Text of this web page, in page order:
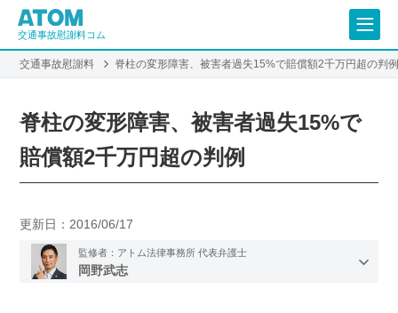
交通事故慰謝料コム
交通事故慰謝料 脊柱の変形障害、被害者過失15%で賠償額2千万円超の判
脊柱の変形障害、被害者過失15%で
賠償額2千万円超の判例
更新日： 2016/06/17
監修者：アトム法律事務所 代表弁護士
岡野武志